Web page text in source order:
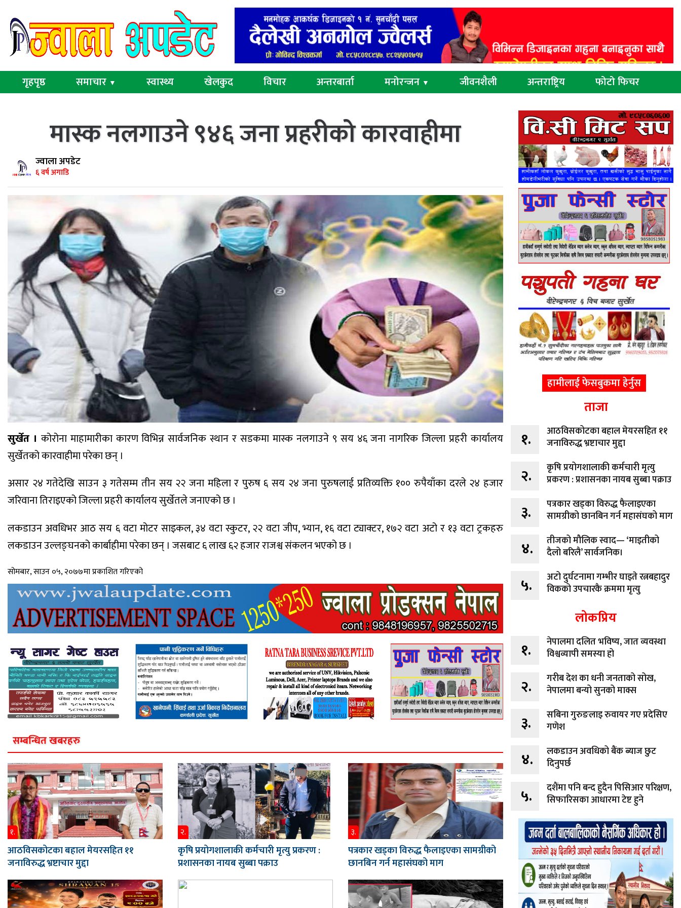
गृहपृष्ठ समाचार ▼ स्वास्थ्य खेलकुद विचार अन्तरबार्ता मनोरन्जन ▼ जीवनशैली अन्तराष्ट्रिय फोटो फिचर
मास्क नलगाउने ९४६ जना प्रहरीको कारवाहीमा
ज्वाला अपडेट
६ वर्ष अगाडि
सुर्खेत । कोरोना माहामारीका कारण विभिन्न सार्वजनिक स्थान र सडकमा मास्क नलगाउने ९ सय ४६ जना नागरिक जिल्ला प्रहरी कार्यालय
सुर्खेतको कारवाहीमा परेका छन् ।
असार २४ गतेदेखि साउन ३ गतेसम्म तीन सय २२ जना महिला र पुरुष ६ सय २४ जना पुरुषलाई प्रतिव्यक्ति १०० रुपैयाँका दरले २४ हजार
जरिवाना तिराइएको जिल्ला प्रहरी कार्यालय सुर्खेतले जनाएको छ ।
लकडाउन अवधिभर आठ सय ६ वटा मोटर साइकल, ३४ वटा स्कुटर, २२ वटा जीप, भ्यान, १६ वटा ट्याक्टर, १७२ वटा अटो र १३ वटा ट्रकहरु
लकडाउन उल्लङ्घनको कार्बाहीमा परेका छन् । जसबाट ६ लाख ६२ हजार राजश्व संकलन भएको छ ।
सोमबार, साउन ०५, २०७७मा प्रकाशित गरिएको
सम्बन्धित खबरहरु
१.
आठविसकोटका बहाल मेयरसहित ११
जनाविरुद्ध भ्रष्टाचार मुद्दा
२.
कृषि प्रयोगशालाकी कर्मचारी मृत्यु प्रकरण :
प्रशासनका नायब सुब्बा पक्राउ
३.
पत्रकार खड्का विरुद्ध फैलाइएका सामग्रीको
छानबिन गर्न महासंघको माग
हामीलाई फेसबुकमा हेर्नुस
ताजा
१.
आठविसकोटका बहाल मेयरसहित ११
जनाविरुद्ध भ्रष्टाचार मुद्दा
२.
कृषि प्रयोगशालाकी कर्मचारी मृत्यु
प्रकरण : प्रशासनका नायब सुब्बा पक्राउ
३.
पत्रकार खड्का विरुद्ध फैलाइएका
सामग्रीको छानबिन गर्न महासंघको माग
४.
तीजको मौलिक स्वाद— ‘माइतीको
दैलो बरिलै’ सार्वजनिक।
५.
अटो दुर्घटनामा गम्भीर घाइते रत्नबहादुर
विकको उपचारकै क्रममा मृत्यु
लोकप्रिय
१.
नेपालमा दलित भविष्य, जात व्यवस्था
विश्वव्यापी समस्या हो
२.
गरीब देश का धनी जनताको सोख,
नेपालमा बन्यो सुनको माक्स
३.
सबिना गुरुङलाइ रुवायर गए प्रदेसिए
गणेश
४.
लकडाउन अवधिको बैंक ब्याज छुट
दिनुपर्छ
५.
दशैंमा पनि बन्द हुदैन पिसिआर परिक्षण,
सिफारिसका आधारमा टेष्ट हुने